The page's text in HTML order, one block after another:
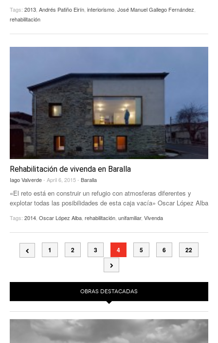
Tags: 2013 Andrés Patiño Eirín interiorismo José Manuel Gallego Fernández
rehabilitación
Rehabilitación de vivenda en Baralla
Iago Valverde- April 6, 2015 - Baralla
«El reto está en construir un refugio con atmosferas diferentes y
explotar todas las posibilidades de esta caja vacía» Oscar López Alba
Tags: 2014, Oscar López Alba, rehabilitación, unifamiliar, Vivenda
1 2 3 4 5 6 22
OBRAS DESTACADAS